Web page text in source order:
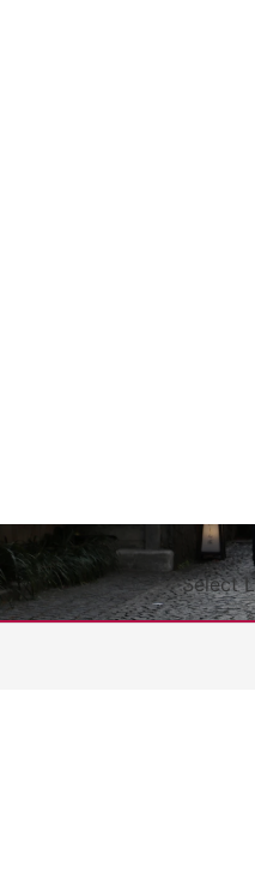
Select